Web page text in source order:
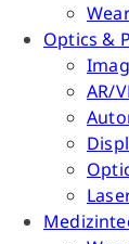
Optics &
AR/